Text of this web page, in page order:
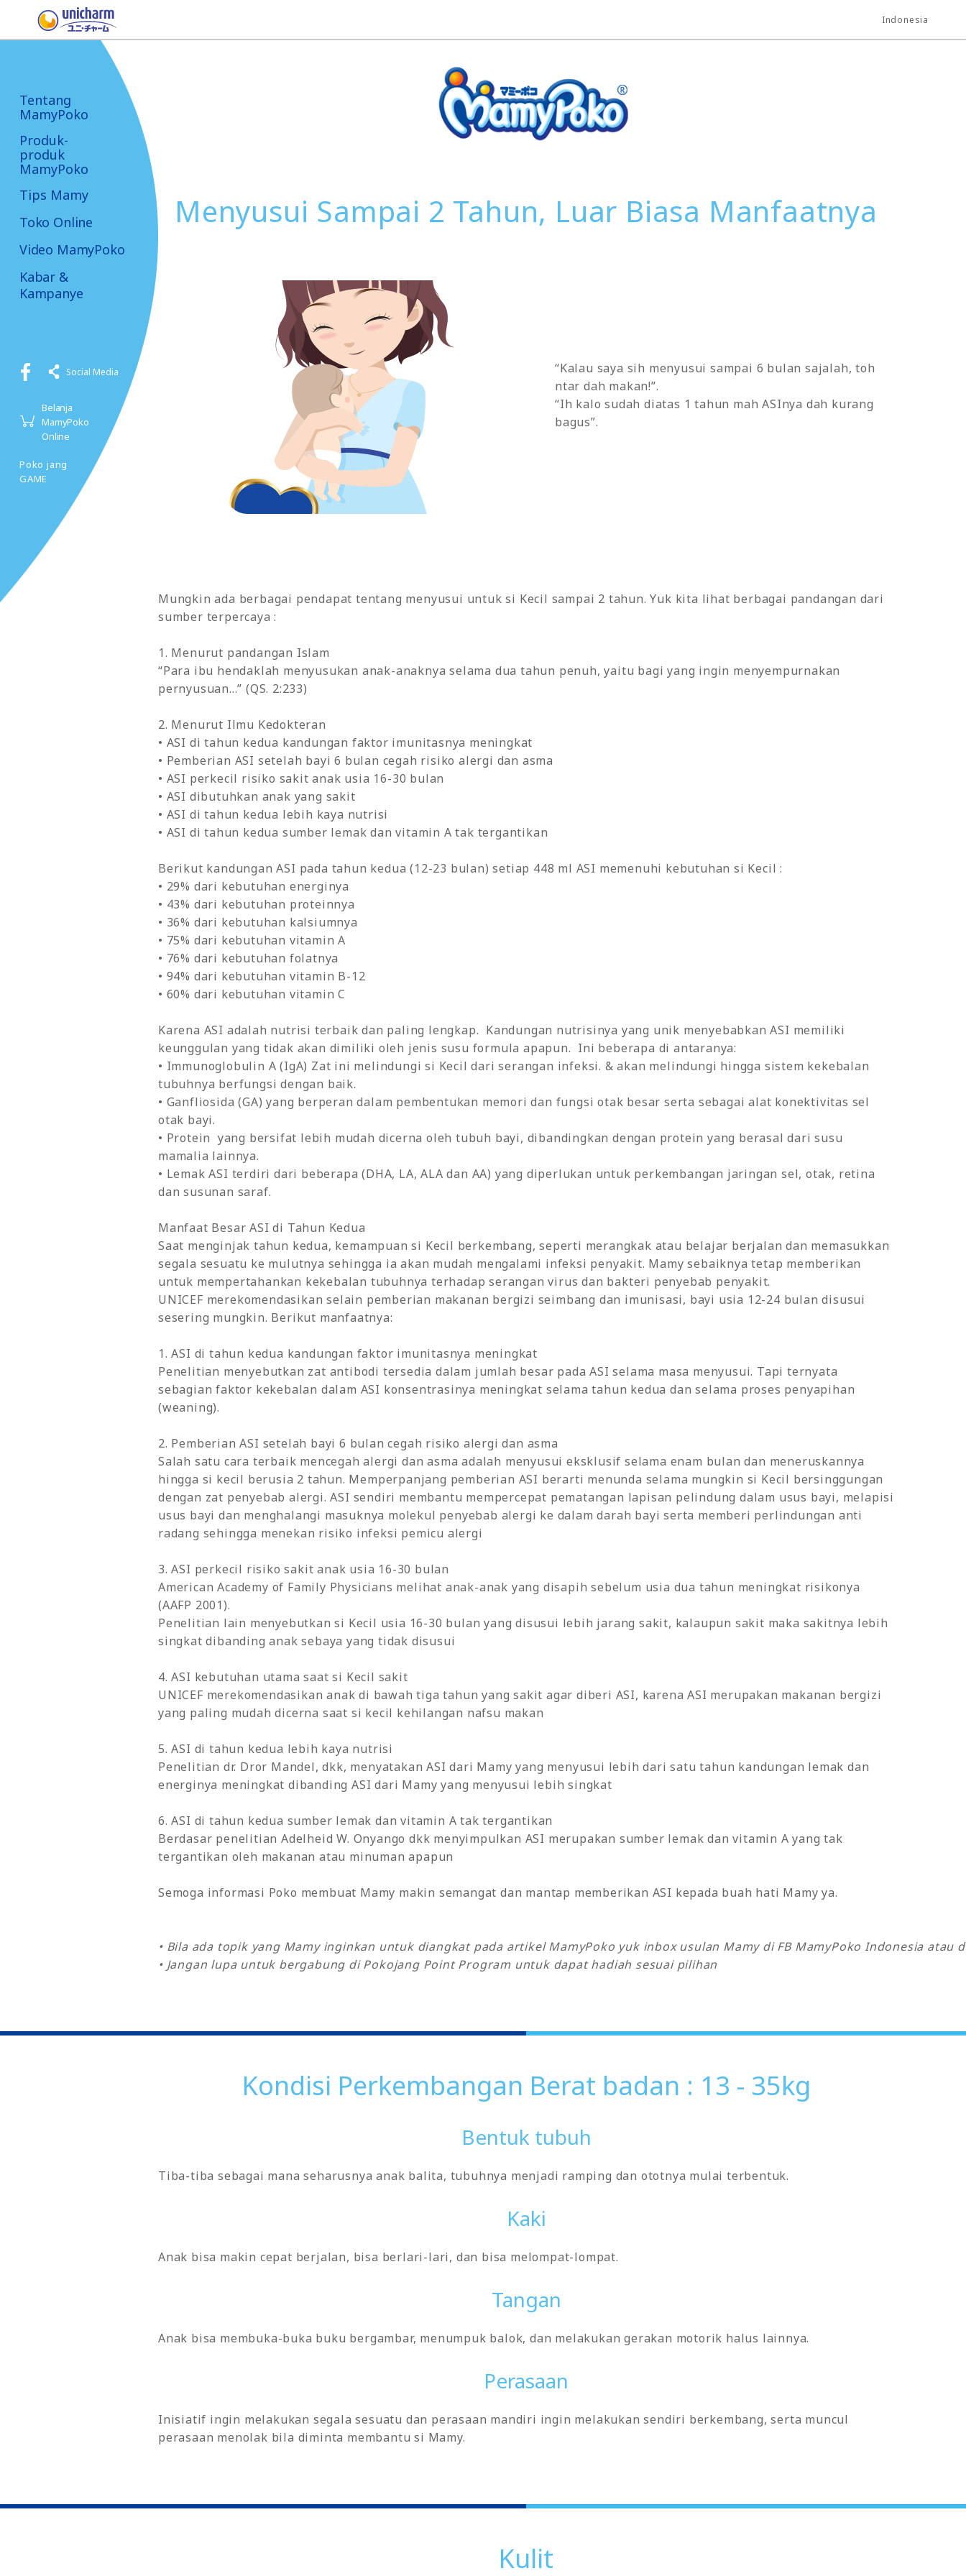
Indonesia
Tentang
MamyPoko
Produk-
produk
MamyPoko
Tips Mamy
Toko Online
Video MamyPoko
Kabar &
Kampanye
Social Media
Belanja
MamyPoko
Online
Poko jang
GAME
Menyusui Sampai 2 Tahun, Luar Biasa Manfaatnya
“Kalau saya sih menyusui sampai 6 bulan sajalah, toh
ntar dah makan!”.
“Ih kalo sudah diatas 1 tahun mah ASInya dah kurang
bagus”.
Mungkin ada berbagai pendapat tentang menyusui untuk si Kecil sampai 2 tahun. Yuk kita lihat berbagai pandangan dari
sumber terpercaya :
1. Menurut pandangan Islam
“Para ibu hendaklah menyusukan anak-anaknya selama dua tahun penuh, yaitu bagi yang ingin menyempurnakan
pernyusuan...” (QS. 2:233)
2. Menurut Ilmu Kedokteran
• ASI di tahun kedua kandungan faktor imunitasnya meningkat
• Pemberian ASI setelah bayi 6 bulan cegah risiko alergi dan asma
• ASI perkecil risiko sakit anak usia 16-30 bulan
• ASI dibutuhkan anak yang sakit
• ASI di tahun kedua lebih kaya nutrisi
• ASI di tahun kedua sumber lemak dan vitamin A tak tergantikan
Berikut kandungan ASI pada tahun kedua (12-23 bulan) setiap 448 ml ASI memenuhi kebutuhan si Kecil :
• 29% dari kebutuhan energinya
• 43% dari kebutuhan proteinnya
• 36% dari kebutuhan kalsiumnya
• 75% dari kebutuhan vitamin A
• 76% dari kebutuhan folatnya
• 94% dari kebutuhan vitamin B-12
• 60% dari kebutuhan vitamin C
Karena ASI adalah nutrisi terbaik dan paling lengkap. Kandungan nutrisinya yang unik menyebabkan ASI memiliki
keunggulan yang tidak akan dimiliki oleh jenis susu formula apapun. Ini beberapa di antaranya:
• Immunoglobulin A (IgA) Zat ini melindungi si Kecil dari serangan infeksi. & akan melindungi hingga sistem kekebalan
tubuhnya berfungsi dengan baik.
• Ganfliosida (GA) yang berperan dalam pembentukan memori dan fungsi otak besar serta sebagai alat konektivitas sel
otak bayi.
• Protein yang bersifat lebih mudah dicerna oleh tubuh bayi, dibandingkan dengan protein yang berasal dari susu
mamalia lainnya.
• Lemak ASI terdiri dari beberapa (DHA, LA, ALA dan AA) yang diperlukan untuk perkembangan jaringan sel, otak, retina
dan susunan saraf.
Manfaat Besar ASI di Tahun Kedua
Saat menginjak tahun kedua, kemampuan si Kecil berkembang, seperti merangkak atau belajar berjalan dan memasukkan
segala sesuatu ke mulutnya sehingga ia akan mudah mengalami infeksi penyakit. Mamy sebaiknya tetap memberikan
untuk mempertahankan kekebalan tubuhnya terhadap serangan virus dan bakteri penyebab penyakit.
UNICEF merekomendasikan selain pemberian makanan bergizi seimbang dan imunisasi, bayi usia 12-24 bulan disusui
sesering mungkin. Berikut manfaatnya:
1. ASI di tahun kedua kandungan faktor imunitasnya meningkat
Penelitian menyebutkan zat antibodi tersedia dalam jumlah besar pada ASI selama masa menyusui. Tapi ternyata
sebagian faktor kekebalan dalam ASI konsentrasinya meningkat selama tahun kedua dan selama proses penyapihan
(weaning).
2. Pemberian ASI setelah bayi 6 bulan cegah risiko alergi dan asma
Salah satu cara terbaik mencegah alergi dan asma adalah menyusui eksklusif selama enam bulan dan meneruskannya
hingga si kecil berusia 2 tahun. Memperpanjang pemberian ASI berarti menunda selama mungkin si Kecil bersinggungan
dengan zat penyebab alergi. ASI sendiri membantu mempercepat pematangan lapisan pelindung dalam usus bayi, melapisi
usus bayi dan menghalangi masuknya molekul penyebab alergi ke dalam darah bayi serta memberi perlindungan anti
radang sehingga menekan risiko infeksi pemicu alergi
3. ASI perkecil risiko sakit anak usia 16-30 bulan
American Academy of Family Physicians melihat anak-anak yang disapih sebelum usia dua tahun meningkat risikonya
(AAFP 2001).
Penelitian lain menyebutkan si Kecil usia 16-30 bulan yang disusui lebih jarang sakit, kalaupun sakit maka sakitnya lebih
singkat dibanding anak sebaya yang tidak disusui
4. ASI kebutuhan utama saat si Kecil sakit
UNICEF merekomendasikan anak di bawah tiga tahun yang sakit agar diberi ASI, karena ASI merupakan makanan bergizi
yang paling mudah dicerna saat si kecil kehilangan nafsu makan
5. ASI di tahun kedua lebih kaya nutrisi
Penelitian dr. Dror Mandel, dkk, menyatakan ASI dari Mamy yang menyusui lebih dari satu tahun kandungan lemak dan
energinya meningkat dibanding ASI dari Mamy yang menyusui lebih singkat
6. ASI di tahun kedua sumber lemak dan vitamin A tak tergantikan
Berdasar penelitian Adelheid W. Onyango dkk menyimpulkan ASI merupakan sumber lemak dan vitamin A yang tak
tergantikan oleh makanan atau minuman apapun
Semoga informasi Poko membuat Mamy makin semangat dan mantap memberikan ASI kepada buah hati Mamy ya.
• Bila ada topik yang Mamy inginkan untuk diangkat pada artikel MamyPoko yuk inbox usulan Mamy di FB MamyPoko Indonesia atau
• Jangan lupa untuk bergabung di Pokojang Point Program untuk dapat hadiah sesuai pilihan
Kondisi Perkembangan Berat badan : 13 - 35kg
Bentuk tubuh
Tiba-tiba sebagai mana seharusnya anak balita, tubuhnya menjadi ramping dan ototnya mulai terbentuk.
Kaki
Anak bisa makin cepat berjalan, bisa berlari-lari, dan bisa melompat-lompat.
Tangan
Anak bisa membuka-buka buku bergambar, menumpuk balok, dan melakukan gerakan motorik halus lainnya.
Perasaan
Inisiatif ingin melakukan segala sesuatu dan perasaan mandiri ingin melakukan sendiri berkembang, serta muncul
perasaan menolak bila diminta membantu si Mamy.
Kulit